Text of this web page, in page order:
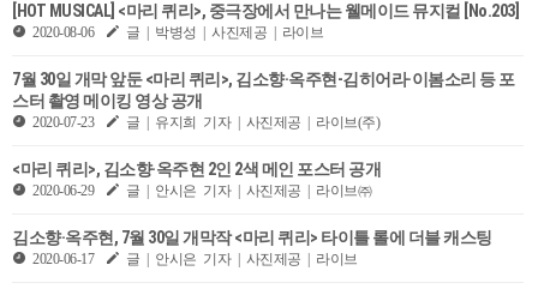
[HOT MUSICAL] <마리 퀴리>, 중극장에서 만나는 웰메이드 뮤지컬 [No.203]
2020-08-06 글 | 박병성 | 사진제공 | 라이브
7월 30일 개막 앞둔 <마리 퀴리>, 김소향·옥주현-김히어라·이봄소리 등 포
스터 촬영 메이킹 영상 공개
2020-07-23 글 | 유지희 기자 | 사진제공 | 라이브(주)
<마리 퀴리>, 김소향·옥주현 2인 2색 메인 포스터 공개
2020-06-29 글 | 안시은 기자 | 사진제공 | 라이브㈜
김소향·옥주현, 7월 30일 개막작 <마리 퀴리> 타이틀 롤에 더블 캐스팅
2020-06-17 글 | 안시은 기자 | 사진제공 | 라이브